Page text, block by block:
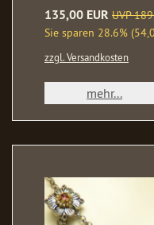
135,00 EUR UVP
Sie sparen 28.6%
zzgl. Versandkosten
mehr...